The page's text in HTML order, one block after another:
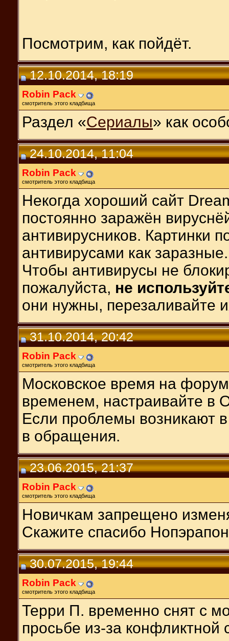
Посмотрим, как пойдёт.
12.10.2014, 18:19
Robin Pack
смотритель этого кладбища
Раздел «Сериалы» как
24.10.2014, 11:04
Robin Pack
смотритель этого кладбища
Некогда хороший сайт
постоянно заражён
антивирусников. Картинки
антивирусами как заразные.
Чтобы антивирусы не
пожалуйста, не
они нужны, перезаливайте
31.10.2014, 20:42
Robin Pack
смотритель этого кладбища
Московское время на
временем, настраивайте в
Если проблемы возникают
в обращения.
23.06.2015, 21:37
Robin Pack
смотритель этого кладбища
Новичкам запрещено
Скажите спасибо
30.07.2015, 19:44
Robin Pack
смотритель этого кладбища
Терри П. временно снят с
просьбе из-за конфликтной